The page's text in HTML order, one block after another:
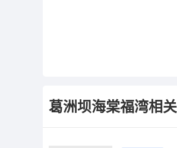
葛洲坝海棠福湾相